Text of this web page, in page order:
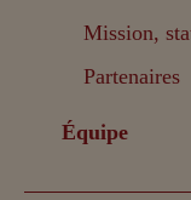
Mission,
Partenaires
Équipe